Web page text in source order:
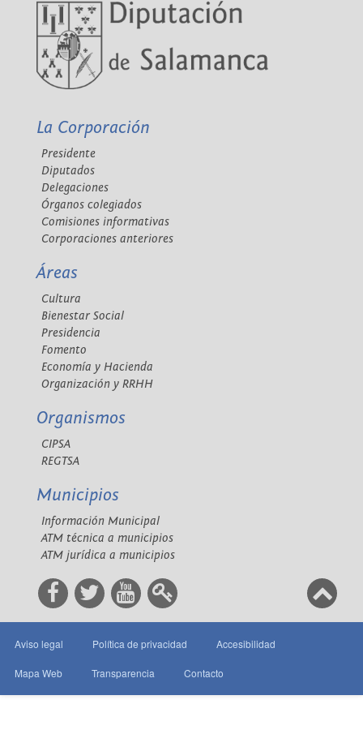
La Corporación
Presidente
Diputados
Delegaciones
Órganos colegiados
Comisiones informativas
Corporaciones anteriores
Áreas
Cultura
Bienestar Social
Presidencia
Fomento
Economía y Hacienda
Organización y RRHH
Organismos
CIPSA
REGTSA
Municipios
Información Municipal
ATM técnica a municipios
ATM jurídica a municipios
Aviso legal Política de privacidad Accesibilidad
Mapa Web Transparencia Contacto